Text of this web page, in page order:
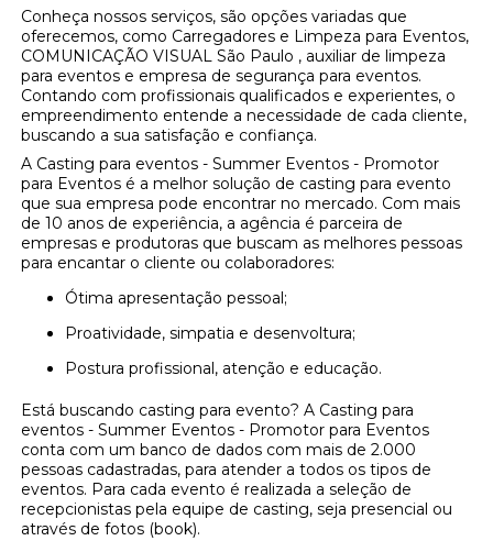
Conheça nossos serviços, são opções variadas que
oferecemos, como Carregadores e Limpeza para Eventos,
COMUNICAÇÃO VISUAL São Paulo , auxiliar de limpeza
para eventos e empresa de segurança para eventos.
Contando com profissionais qualificados e experientes, o
empreendimento entende a necessidade de cada cliente,
buscando a sua satisfação e confiança.
A Casting para eventos - Summer Eventos - Promotor
para Eventos é a melhor solução de casting para evento
que sua empresa pode encontrar no mercado. Com mais
de 10 anos de experiência, a agência é parceira de
empresas e produtoras que buscam as melhores pessoas
para encantar o cliente ou colaboradores:
Ótima apresentação pessoal;
Proatividade, simpatia e desenvoltura;
Postura profissional, atenção e educação.
Está buscando casting para evento? A Casting para
eventos - Summer Eventos - Promotor para Eventos
conta com um banco de dados com mais de 2.000
pessoas cadastradas, para atender a todos os tipos de
eventos. Para cada evento é realizada a seleção de
recepcionistas pela equipe de casting, seja presencial ou
através de fotos (book).